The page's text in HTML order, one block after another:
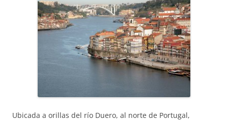
Ubicada a orillas del río Duero, al norte de Portugal,